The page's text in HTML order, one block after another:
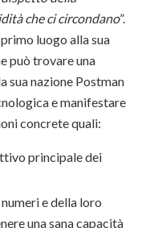
che ci circondano”.
luogo alla sua
può trovare una
sua nazione Postman
e manifestare
concrete quali:
principale dei
e della loro
una sana capacità